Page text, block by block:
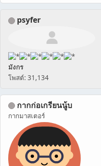
psyfer
มังกร
โพสต์: 31,134
กากก่อเกรียนนู้บ
กากมาสเตอร์